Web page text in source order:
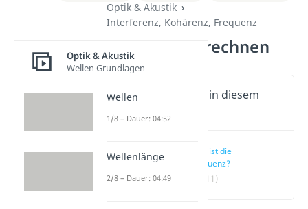
Optik & Akustik
Interferenz, Kohärenz, Frequenz
Frequenz berechnen
Wichtige Inhalte in diesem
Was ist die
Frequenz?
(00:11)
Optik & Akustik
Wellen Grundlagen
Wellen
1/8 – Dauer: 04:52
Wellenlänge
2/8 – Dauer: 04:49